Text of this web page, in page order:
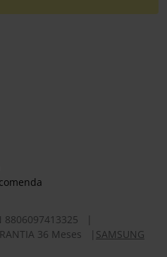
8806097413325
36 Meses SAMSUNG